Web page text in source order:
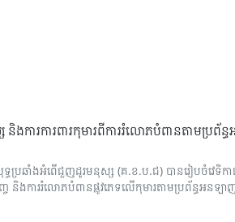
ស និងការការពារកុមារពីការរំលោភបំពានតាមប្
ធប្រឆាំងអំពើជួញដូរមនុស្ស (គ.ខ.ប.ជ) បានរៀបចំវេទិកាផ្
ញ្ច និងការរំលោភបំពានផ្លូវភេទលើកុមារតាមប្រព័ន្ធអនឡ